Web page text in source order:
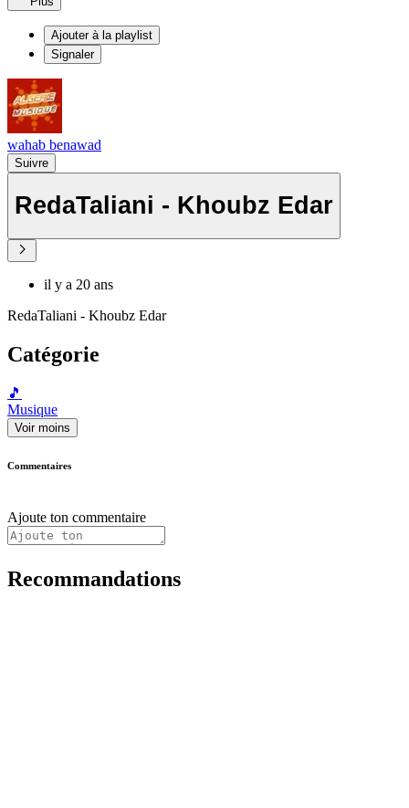
Ajouter à la playlist
Signaler
wahab benawad
Suivre
RedaTaliani - Khoubz Edar
il y a 20 ans
RedaTaliani - Khoubz Edar
Catégorie
🎵
Musique
Voir moins
Commentaires
Ajoute ton commentaire
Recommandations